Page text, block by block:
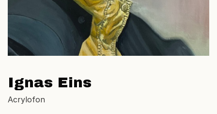
Ignas Eins
Acrylofon